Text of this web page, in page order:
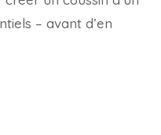
– avant d’en